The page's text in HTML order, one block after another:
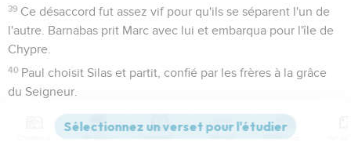
39 Ce désaccord fut assez vif pour qu'ils se séparent l'un de
l'autre. Barnabas prit Marc avec lui et embarqua pour l'île de
Chypre.
40 Paul choisit Silas et partit, confié par les frères à la grâce
du Seigneur.
Il traversa la Syrie et la Cilicie en fortifiant les Eglises.
Versions Commentaires Strong